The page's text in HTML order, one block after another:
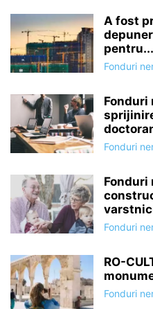
A fost
pentru...
Fonduri
Fonduri
Fonduri
Fonduri
Fonduri
RO-
Fonduri